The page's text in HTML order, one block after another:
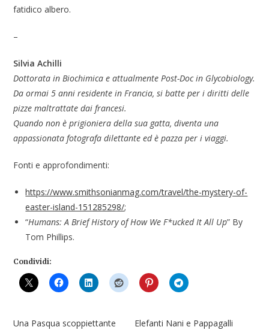
fatidico albero.
–
Silvia Achilli
Dottorata in Biochimica e attualmente Post-Doc in Glycobiology.
Da ormai 5 anni residente in Francia, si batte per i diritti delle
pizze maltrattate dai francesi.
Quando non è prigioniera della sua gatta, diventa una
appassionata fotografa dilettante ed è pazza per i viaggi.
Fonti e approfondimenti:
https://www.smithsonianmag.com/travel/the-mystery-of-
easter-island-151285298/;
“Humans: A Brief History of How We F*ucked It All Up” By
Tom Phillips.
Condividi:
Una Pasqua scoppiettante
Elefanti Nani e Pappagalli